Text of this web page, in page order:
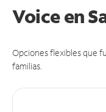
Voice en
Opciones flexibles que
familias.